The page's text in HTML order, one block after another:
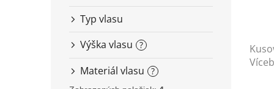
Typ vlasu
Výška vlasu
?
Materiál vlasu ?